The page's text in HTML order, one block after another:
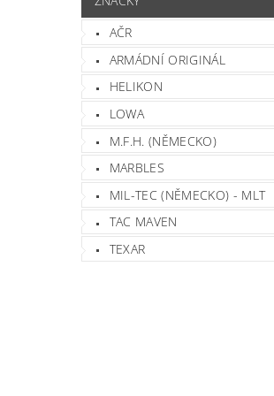
AČR
ARMÁDNÍ ORIGINÁL
HELIKON
LOWA
M.F.H. (NĚMECKO)
MARBLES
MIL-TEC (NĚMECKO) - MLT
TAC MAVEN
TEXAR